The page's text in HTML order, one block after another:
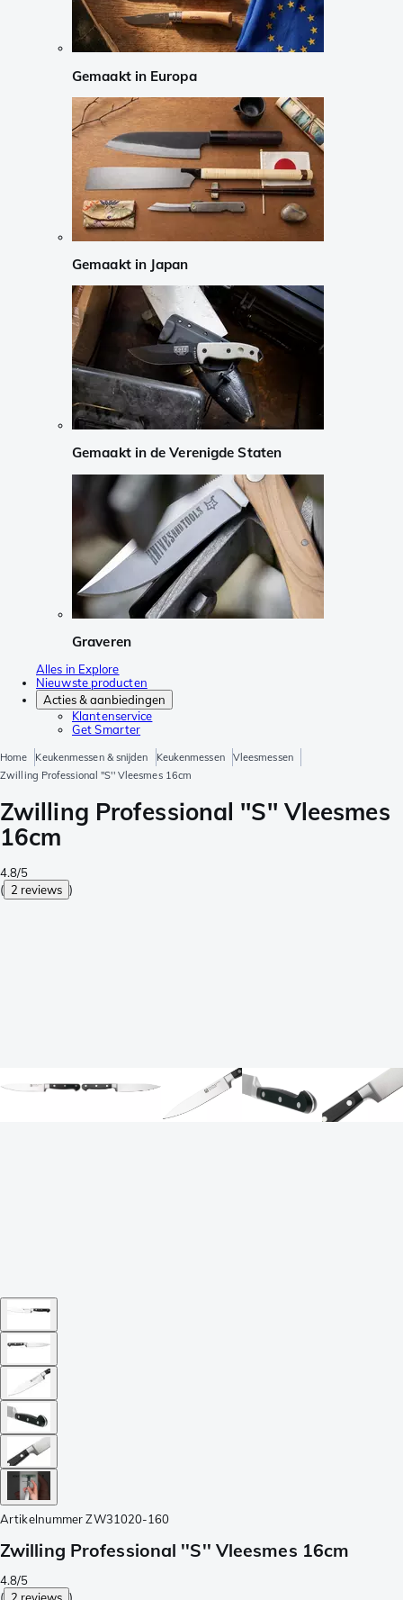
Gemaakt in Europa
Gemaakt in Japan
Gemaakt in de Verenigde Staten
Graveren
Alles in Explore
Nieuwste producten
Acties & aanbiedingen
Klantenservice
Get Smarter
Home Keukenmessen & snijden Keukenmessen
Vleesmessen
Zwilling Professional ''S'' Vleesmes 16cm
Zwilling Professional ''S'' Vleesmes
16cm
4.8/5
( 2 reviews )
Artikelnummer ZW31020-160
Zwilling Professional ''S'' Vleesmes 16cm
4.8/5